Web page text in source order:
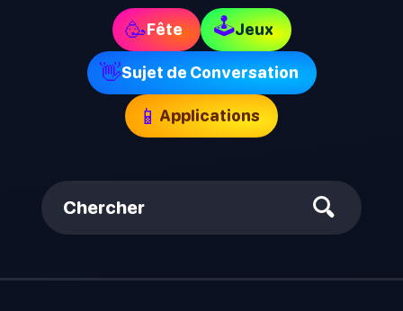
🥳Fête 🕹Jeux
👋Sujet de Conversation
📱 Applications
Chercher